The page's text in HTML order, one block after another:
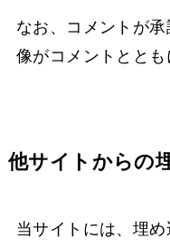
なお、コメントが
像がコメントととも
他サイトからの
当サイトには、埋